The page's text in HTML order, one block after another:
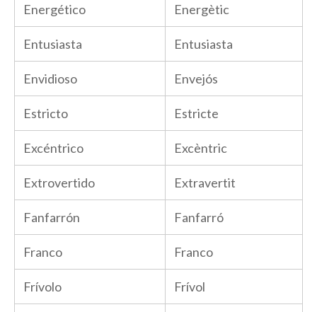
Energético Energètic
Entusiasta Entusiasta
Envidioso Envejós
Estricto Estricte
Excéntrico Excèntric
Extrovertido Extravertit
Fanfarrón Fanfarró
Franco Franco
Frívolo Frívol